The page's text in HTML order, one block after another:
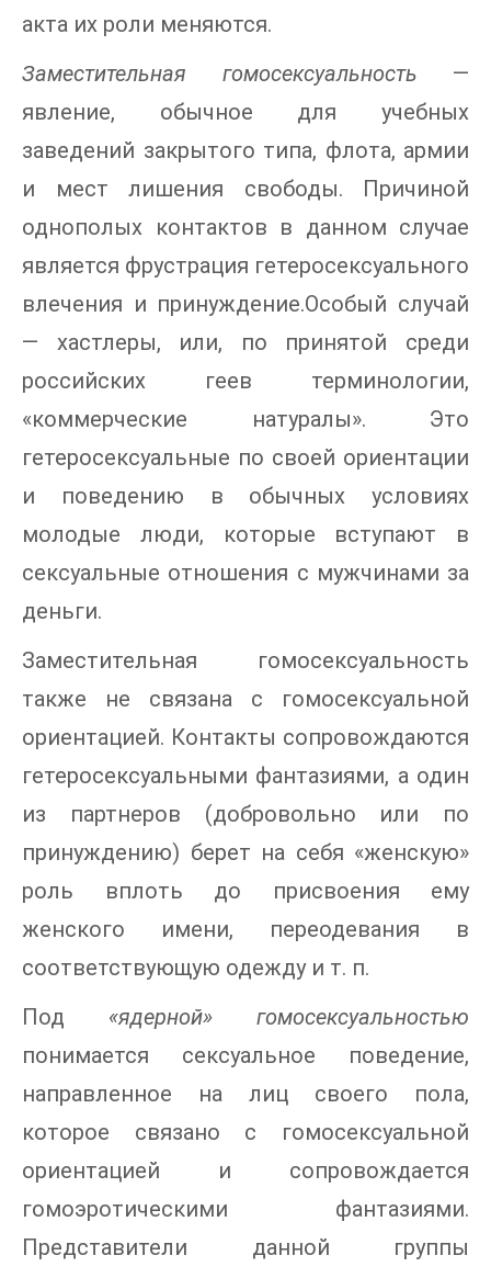
акта их роли меняются.
Заместительная гомосексуальность —
явление, обычное для учебных
заведений закрытого типа, флота, армии
и мест лишения свободы. Причиной
однополых контактов в данном случае
является фрустрация гетеросексуального
влечения и принуждение.Особый случай
— хастлеры, или, по принятой среди
российских геев терминологии,
«коммерческие натуралы». Это
гетеросексуальные по своей ориентации
и поведению в обычных условиях
молодые люди, которые вступают в
сексуальные отношения с мужчинами за
деньги.
Заместительная гомосексуальность
также не связана с гомосексуальной
ориентацией. Контакты сопровождаются
гетеросексуальными фантазиями, а один
из партнеров (добровольно или по
принуждению) берет на себя «женскую»
роль вплоть до присвоения ему
женского имени, переодевания в
соответствующую одежду и т. п.
Под «ядерной» гомосексуальностью
понимается сексуальное поведение,
направленное на лиц своего пола,
которое связано с гомосексуальной
ориентацией и сопровождается
гомоэротическими фантазиями.
Представители данной группы